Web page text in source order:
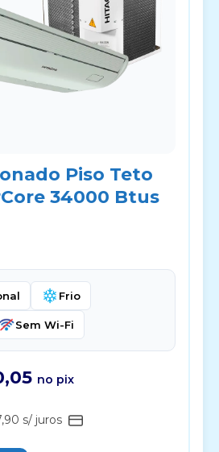
Piso Teto
34000 Btus
Frio
Sem Wi-Fi
no pix
s/ juros